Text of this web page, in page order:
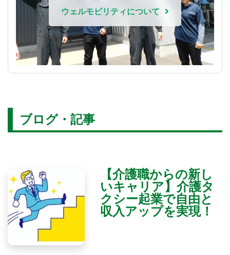
ウェルモビリティについて
ブログ・記事
【介護職からの新し
いキャリア】介護タ
クシー起業で自由と
収入アップを実現！